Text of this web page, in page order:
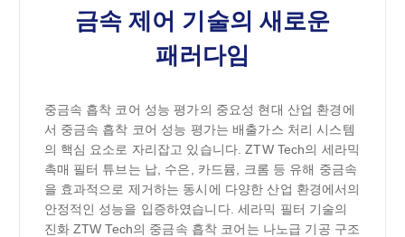
금속 제어 기술의 새로운
패러다임
중금속 흡착 코어 성능 평가의 중요성 현대 산업 환경에
서 중금속 흡착 코어 성능 평가는 배출가스 처리 시스템
의 핵심 요소로 자리잡고 있습니다. ZTW Tech의 세라믹
촉매 필터 튜브는 납, 수은, 카드뮴, 크롬 등 유해 중금속
을 효과적으로 제거하는 동시에 다양한 산업 환경에서의
안정적인 성능을 입증하였습니다. 세라믹 필터 기술의
진화 ZTW Tech의 중금속 흡착 코어는 나노급 기공 구조